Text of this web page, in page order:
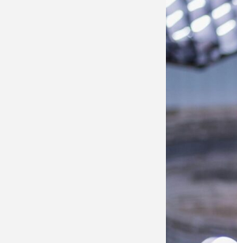
まれ続ける――ガザ在
住チームが記録したド
キュメンタリー『9月の
アル・ラシード通り』
9月のアル・ラシード通り